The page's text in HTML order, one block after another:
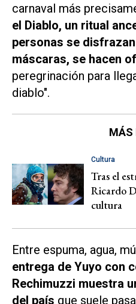
carnaval más
el Diablo, un ritual
personas se
máscaras, se hacen
peregrinación para
diablo".
MÁS
Cultura
Tras el
Ricardo
cultura
Entre espuma, agua,
entrega de Yuyo con
Rechimuzzi muestra
del país que suele